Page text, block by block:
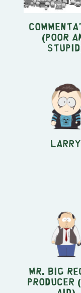
(Poor
Larry
Mr. Big
Producer
Aid)